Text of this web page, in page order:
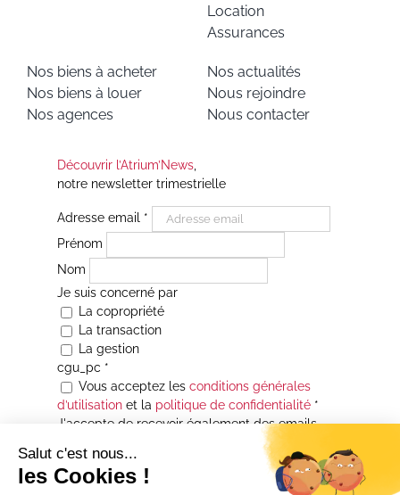
Location
Assurances
Nos biens à acheter
Nos biens à louer
Nos agences
Nos actualités
Nous rejoindre
Nous contacter
Découvrir l’Atrium’News,
notre newsletter trimestrielle
Adresse email *
Prénom
Nom
Je suis concerné par
La copropriété
La transaction
La gestion
cgu_pc *
Vous acceptez les conditions générales
d’utilisationet la politique de confidentialité*
J'accepte de recevoir également des emails
Je souhaite être informé(e) de toutes les
actualités immobilières des agences de la
Maison Atrium Gestion. À tout moment, vous